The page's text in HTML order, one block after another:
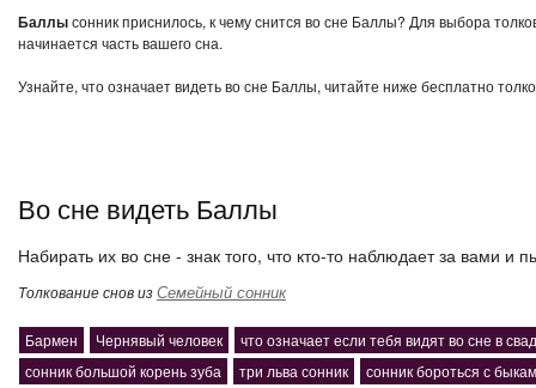
Баллысонник приснилось, к чему снится во сне Баллы? Для выбора
начинается часть вашего сна.
Узнайте, что означает видеть во сне Баллы, читайте ниже бесплатно
Во сне видеть Баллы
Набирать их во сне - знак того, что кто-то наблюдает за вами и
Толкование снов изСемейный сонник
Бармен Чернявый человек
что означает если тебя видят во сне в
сонник большой корень зуба
три льва сонник сонник бороться с